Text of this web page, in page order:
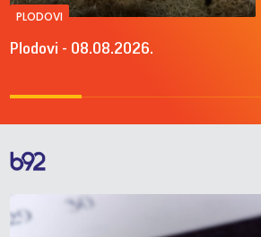
PLODOVI
Plodovi - 08.08.2026.